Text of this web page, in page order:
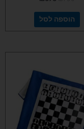
הוספה לסל